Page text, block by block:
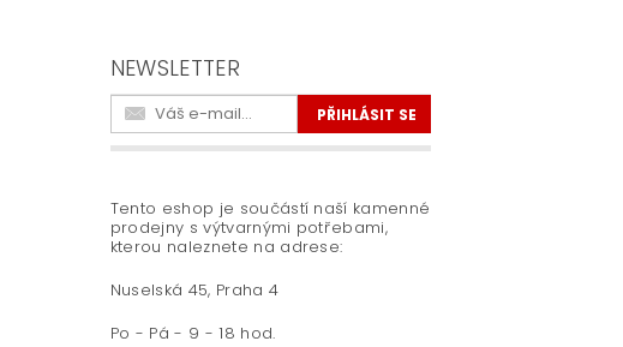
NEWSLETTER
Tento eshop je součástí naší kamenné
prodejny s výtvarnými potřebami,
kterou naleznete na adrese:
Nuselská 45, Praha 4
Po - Pá - 9 - 18 hod.